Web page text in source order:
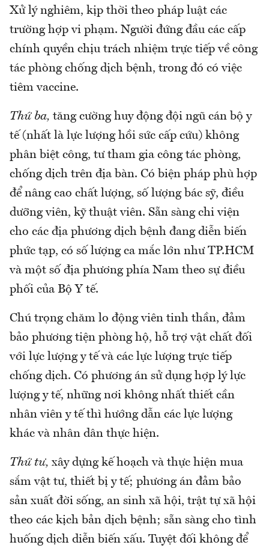
Xử lý nghiêm, kịp thời theo pháp luật các
trường hợp vi phạm. Người đứng đầu các cấp
chính quyền chịu trách nhiệm trực tiếp về công
tác phòng chống dịch bệnh, trong đó có việc
tiêm vaccine.
Thứ ba, tăng cường huy động đội ngũ cán bộ y
tế (nhất là lực lượng hồi sức cấp cứu) không
phân biệt công, tư tham gia công tác phòng,
chống dịch trên địa bàn. Có biện pháp phù hợp
để nâng cao chất lượng, số lượng bác sỹ, điều
dưỡng viên, kỹ thuật viên. Sẵn sàng chi viện
cho các địa phương dịch bệnh đang diễn biến
phức tạp, có số lượng ca mắc lớn như TP.HCM
và một số địa phương phía Nam theo sự điều
phối của Bộ Y tế.
Chú trọng chăm lo động viên tinh thần, đảm
bảo phương tiện phòng hộ, hỗ trợ vật chất đối
với lực lượng y tế và các lực lượng trực tiếp
chống dịch. Có phương án sử dụng hợp lý lực
lượng y tế, những nơi không nhất thiết cần
nhân viên y tế thì hướng dẫn các lực lượng
khác và nhân dân thực hiện.
Thứ tư, xây dựng kế hoạch và thực hiện mua
sắm vật tư, thiết bị y tế; phương án đảm bảo
sản xuất đời sống, an sinh xã hội, trật tự xã hội
theo các kịch bản dịch bệnh; sẵn sàng cho tình
huống dịch diễn biến xấu. Tuyệt đối không để